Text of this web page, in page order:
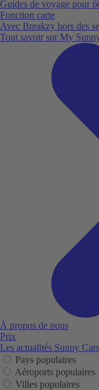
Guides de voyage pour
Fonction carte
Avec Breakzy hors des
Tout savoir sur My
À propos de nous
Prix
Les actualités Sunny Cars
Pays populaires
Aéroports populaires
Villes populaires